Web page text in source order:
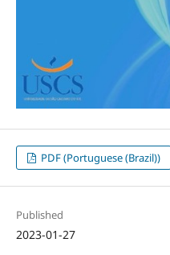
PDF (Portuguese (Brazil))
Published
2023-01-27